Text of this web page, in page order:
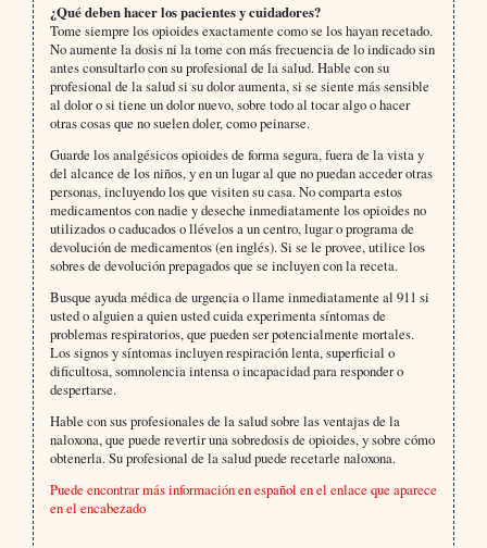
¿Qué deben hacer los pacientes y cuidadores?
Tome siempre los opioides exactamente como se los hayan recetado.
No aumente la dosis ni la tome con más frecuencia de lo indicado sin
antes consultarlo con su profesional de la salud. Hable con su
profesional de la salud si su dolor aumenta, si se siente más sensible
al dolor o si tiene un dolor nuevo, sobre todo al tocar algo o hacer
otras cosas que no suelen doler, como peinarse.
Guarde los analgésicos opioides de forma segura, fuera de la vista y
del alcance de los niños, y en un lugar al que no puedan acceder otras
personas, incluyendo los que visiten su casa. No comparta estos
medicamentos con nadie y deseche inmediatamente los opioides no
utilizados o caducados o llévelos a un centro, lugar o programa de
devolución de medicamentos (en inglés). Si se le provee, utilice los
sobres de devolución prepagados que se incluyen con la receta.
Busque ayuda médica de urgencia o llame inmediatamente al 911 si
usted o alguien a quien usted cuida experimenta síntomas de
problemas respiratorios, que pueden ser potencialmente mortales.
Los signos y síntomas incluyen respiración lenta, superficial o
dificultosa, somnolencia intensa o incapacidad para responder o
despertarse.
Hable con sus profesionales de la salud sobre las ventajas de la
naloxona, que puede revertir una sobredosis de opioides, y sobre cómo
obtenerla. Su profesional de la salud puede recetarle naloxona.
Puede encontrar más información en español en el enlace que aparece
en el encabezado